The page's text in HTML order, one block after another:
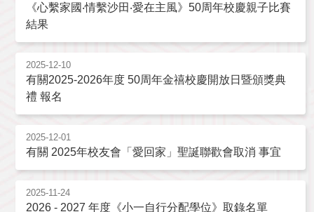
《心繫家國‧情繫沙田‧愛在主風》50周年校慶親子比賽
結果
2025-12-10
有關2025-2026年度 50周年金禧校慶開放日暨頒獎典
禮 報名
2025-12-01
有關 2025年校友會「愛回家」聖誕聯歡會取消 事宜
2025-11-24
2026 - 2027 年度《小一自行分配學位》取錄名單